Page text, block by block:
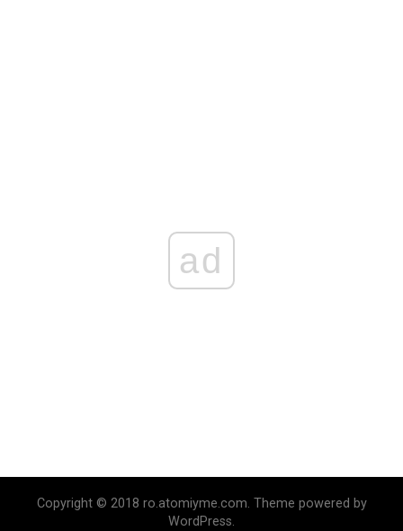
ad
Copyright © 2018 ro.atomiyme.com. Theme powered by
WordPress.